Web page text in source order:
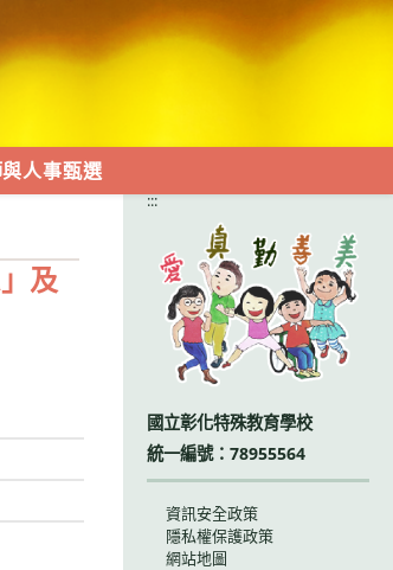
人事甄選
及
:::
國立彰化特殊教育學校
統一編號：78955564
資訊安全政策
隱私權保護政策
網站地圖